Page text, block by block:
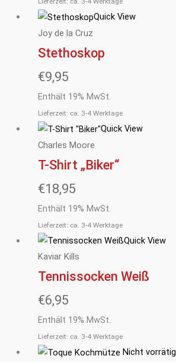
Quick View
Joy de la Cruz
Stethoskop
€9,95
Enthält 19% MwSt.
Lieferzeit: ca. 3-4 Werktage
Quick View
Charles Moore
T-Shirt „Biker“
€18,95
Enthält 19% MwSt.
Lieferzeit: ca. 3-4 Werktage
Quick View
Kaviar Kills
Tennissocken Weiß
€6,95
Enthält 19% MwSt.
Lieferzeit: ca. 3-4 Werktage
Nicht vorrätig